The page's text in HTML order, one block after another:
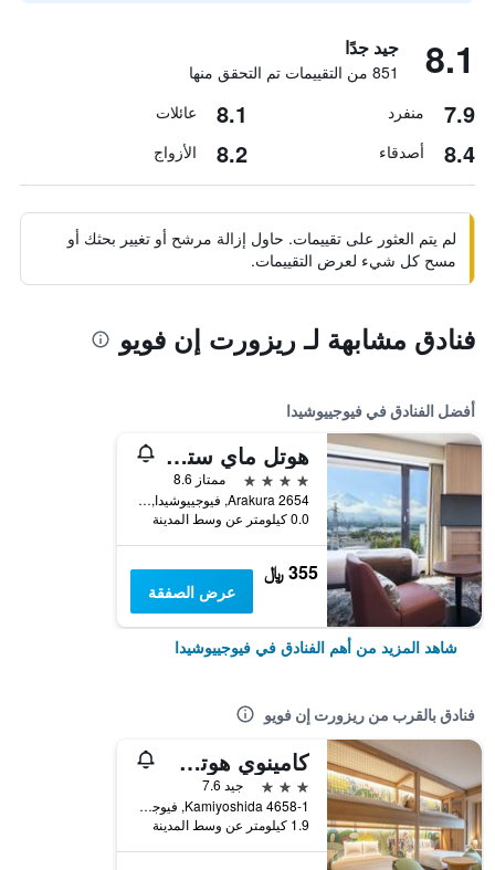
8.1 جيد جدًا
851 من التقييمات تم التحقق منها
7.9 منفرد 8.1 عائلات
8.4 أصدقاء 8.2 الأزواج
لم يتم العثور على تقييمات. حاول إزالة مرشح أو تغيير بحثك أو
مسح كل شيء لعرض التقييمات.
فنادق مشابهة لـ ريزورت إن فويو
أفضل الفنادق في فيوجييوشيدا
هوتل ماي ستيز فوجي أونسين ريزورت
4 نجوم
ممتاز 8.6
2654 Arakura, فيوجييوشيدا, اليابان
0.0 كيلومتر عن وسط المدينة
355 ﷼
عرض الصفقة
شاهد المزيد من أهم الفنادق في فيوجييوشيدا
فنادق بالقرب من ريزورت إن فويو
كامينوي هوتل فوجي
3 نجوم
جيد 7.6
Kamiyoshida 4658-1, فيوجييوشيدا, اليابان
1.9 كيلومتر عن وسط المدينة